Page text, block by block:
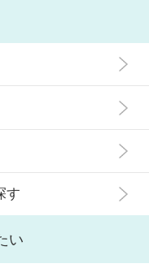
制高校に行くこと
いて解説します。
学校という、先入
かもしれません。
さまざまな生徒が
。 この記事では、通
ような生徒が通っ
制高校に向いてい
す
い